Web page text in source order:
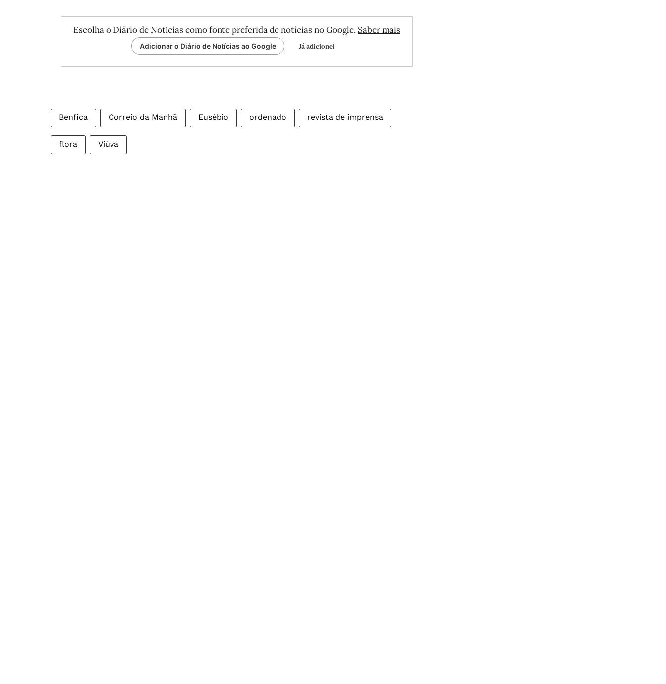
Escolha o Diário de Notícias como fonte preferida de notícias no Google. Saber mais
Adicionar o Diário de Notícias ao Google Já adicionei
Benfica Correio da Manhã Eusébio ordenado revista de imprensa
flora Viúva